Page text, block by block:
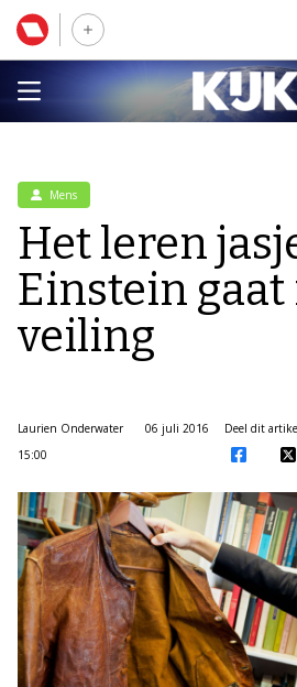
Mens
Het leren
Einstein gaat
veiling
Laurien Onderwater
06 juli 2016
15:00
Deel dit